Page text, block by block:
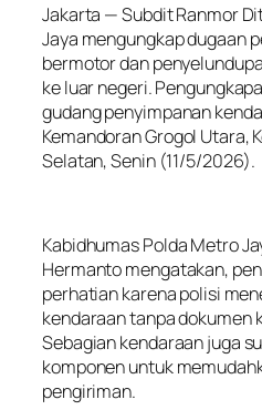
Jakarta — Subdit Ranmor
Jaya mengungkap dugaan
bermotor dan
ke luar negeri.
gudang penyimpanan
Kemandoran Grogol Utara,
Selatan, Senin (11/5/2026).
Kabidhumas Polda Metro
Hermanto mengatakan,
perhatian karena polisi
kendaraan tanpa dokumen
Sebagian kendaraan juga
komponen untuk
pengiriman.